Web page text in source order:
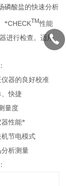
磷酸盐的快速分析
*CHECKTM性能
进行检查。适用
仪器的良好校准
快捷
量度
器性能*
机节电模式
分析测量